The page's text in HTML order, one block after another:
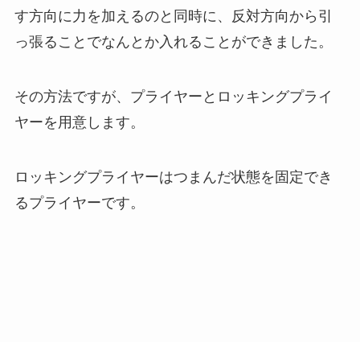
す方向に力を加えるのと同時に、反対方向から引
っ張ることでなんとか入れることができました。
その方法ですが、プライヤーとロッキングプライ
ヤーを用意します。
ロッキングプライヤーはつまんだ状態を固定でき
るプライヤーです。